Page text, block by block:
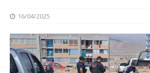
16/04/2025